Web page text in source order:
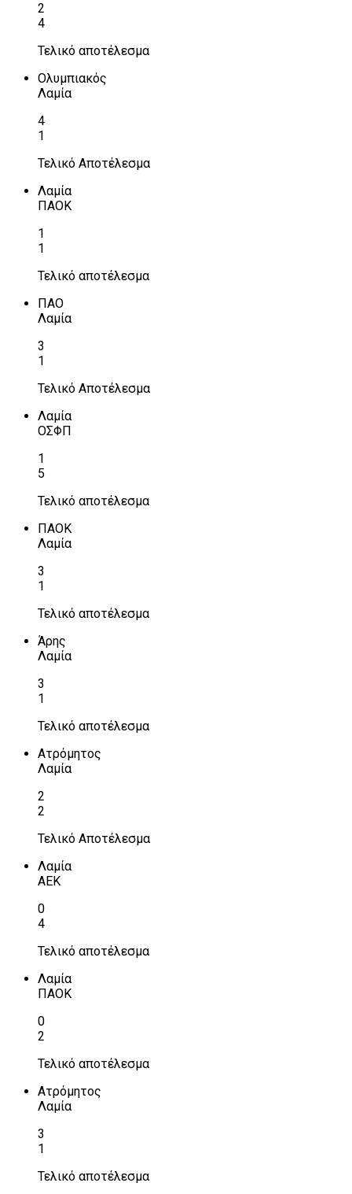
2
4
Τελικό αποτέλεσμα
Ολυμπιακός
Λαμία
4
1
Τελικό Αποτέλεσμα
Λαμία
ΠΑΟΚ
1
1
Τελικό αποτέλεσμα
ΠΑΟ
Λαμία
3
1
Τελικό Αποτέλεσμα
Λαμία
ΟΣΦΠ
1
5
Τελικό αποτέλεσμα
ΠΑΟΚ
Λαμία
3
1
Τελικό αποτέλεσμα
Άρης
Λαμία
3
1
Τελικό αποτέλεσμα
Ατρόμητος
Λαμία
2
2
Τελικό Αποτέλεσμα
Λαμία
ΑΕΚ
0
4
Τελικό αποτέλεσμα
Λαμία
ΠΑΟΚ
0
2
Τελικό αποτέλεσμα
Ατρόμητος
Λαμία
3
1
Τελικό αποτέλεσμα